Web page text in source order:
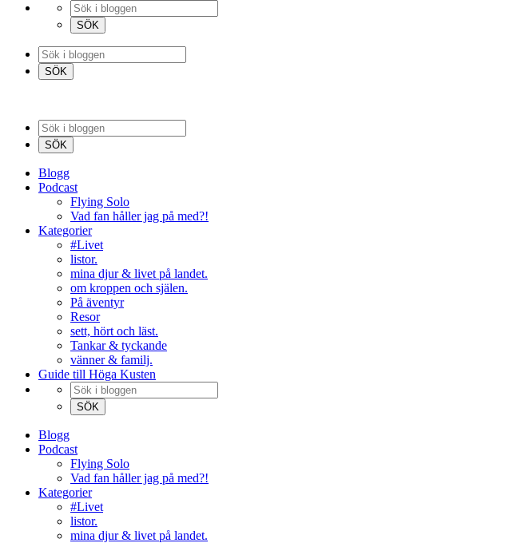
Blogg
Podcast
Flying Solo
Vad fan håller jag på med?!
Kategorier
#Livet
listor.
mina djur & livet på landet.
om kroppen och själen.
På äventyr
Resor
sett, hört och läst.
Tankar & tyckande
vänner & familj.
Guide till Höga Kusten
Blogg
Podcast
Flying Solo
Vad fan håller jag på med?!
Kategorier
#Livet
listor.
mina djur & livet på landet.